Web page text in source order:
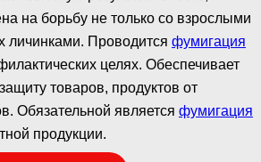
на борьбу не только со взрослыми
личинками. Проводится фумигация
целях. Обеспечивает
товаров, продуктов от
Обязательной является фумигация
продукции.